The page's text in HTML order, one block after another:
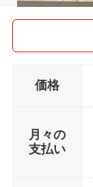
価格
月々の
支払い